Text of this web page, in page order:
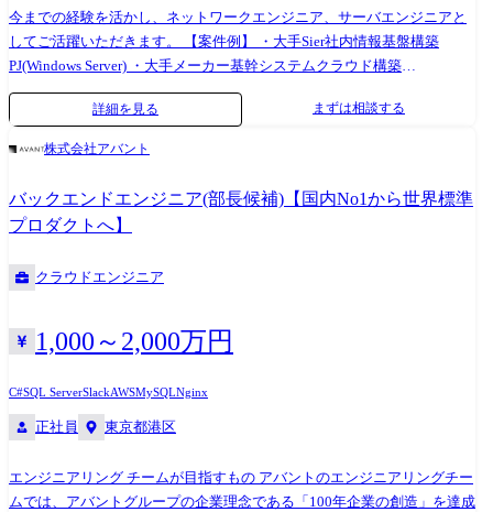
今までの経験を活かし、ネットワークエンジニア、サーバエンジニアと
してご活躍いただきます。 【案件例】 ・大手Sier社内情報基盤構築
PJ(Windows Server) ・大手メーカー基幹システムクラウド構築
(AWS,Azure,Google) ・インフラ仮想基盤構築(Citrix,Vmware) ・半導体メ
ーカー向けデータベース構築(Oracle,SQL Server) ・社内インフラ構築実現
詳細を見る まずは相談する
株式会社アバント
バックエンドエンジニア(部長候補)【国内No1から世界標準
プロダクトへ】
クラウドエンジニア
1,000～2,000万円
C#SQL ServerSlackAWSMySQLNginx
正社員 東京都港区
エンジニアリング チームが目指すもの アバントのエンジニアリングチー
ムでは、アバントグループの企業理念である「100年企業の創造」を達成